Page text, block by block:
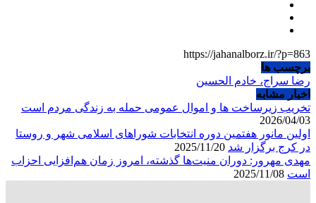
https://jahanalborz.ir/?p=863
برچسب ها
رضا سراج، خادم الحسین
اخبار مشابه
تخریب زیرساخت ها و اموال عمومی حمله به زندگی مردم است
2026/04/03
اولین مانور هفتمین دوره انتخابات شوراهای اسلامی شهر و روستا
در کرج برگزار شد
مهدی مهرور: دوران منیت‌ها گذشته، امروز زمان هم‌افزایی احزاب
است